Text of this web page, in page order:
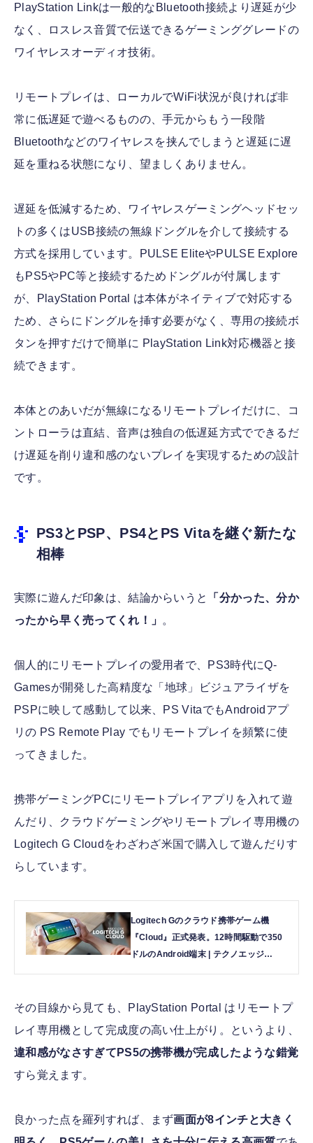
PlayStation Linkは一般的なBluetooth接続より遅延が少
なく、ロスレス音質で伝送できるゲーミンググレードの
ワイヤレスオーディオ技術。
リモートプレイは、ローカルでWiFi状況が良ければ非
常に低遅延で遊べるものの、手元からもう一段階
Bluetoothなどのワイヤレスを挟んでしまうと遅延に遅
延を重ねる状態になり、望ましくありません。
遅延を低減するため、ワイヤレスゲーミングヘッドセッ
トの多くはUSB接続の無線ドングルを介して接続する
方式を採用しています。PULSE EliteやPULSE Explore
もPS5やPC等と接続するためドングルが付属します
が、PlayStation Portal は本体がネイティブで対応する
ため、さらにドングルを挿す必要がなく、専用の接続ボ
タンを押すだけで簡単に PlayStation Link対応機器と接
続できます。
本体とのあいだが無線になるリモートプレイだけに、コ
ントローラは直結、音声は独自の低遅延方式でできるだ
け遅延を削り違和感のないプレイを実現するための設計
です。
PS3とPSP、PS4とPS Vitaを継ぐ新たな
相棒
実際に遊んだ印象は、結論からいうと
「分かった、分か
ったから早く売ってくれ！」 。
個人的にリモートプレイの愛用者で、PS3時代にQ-
Gamesが開発した高精度な「地球」ビジュアライザを
PSPに映して感動して以来、PS VitaでもAndroidアプ
リの PS Remote Play でもリモートプレイを頻繁に使
ってきました。
携帯ゲーミングPCにリモートプレイアプリを入れて遊
んだり、クラウドゲーミングやリモートプレイ専用機の
Logitech G Cloudをわざわざ米国で購入して遊んだりす
らしています。
Logitech Gのクラウド携帯ゲーム機
『Cloud』正式発表。12時間駆動で350
ドルのAndroid端末 | テクノエッジ
その目線から見ても、PlayStation Portal はリモートプ
レイ専用機として完成度の高い仕上がり。というより、
違和感がなさすぎてPS5の携帯機が完成したような錯覚
すら覚えます。
良かった点を羅列すれば、まず画面が8インチと大きく